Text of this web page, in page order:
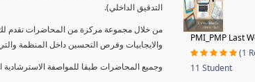
التدقيق الداخلي).
من خلال مجموعة مركزة من المحاضرات نقدم لك
والايجابيات وفرص التحسين داخل المنظمة
وجميع المحاضرات طبقا للمواصفة الاسترشادية الأيزو
PMI_PMP Last
(1
11 Student